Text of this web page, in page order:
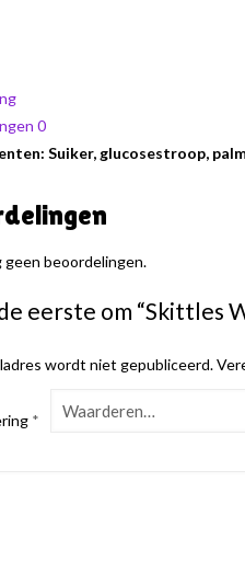
0
Suiker, glucosestroop,
geen beoordelingen.
eerste om “Skittles
wordt niet gepubliceerd.
*